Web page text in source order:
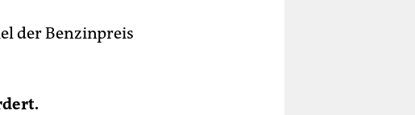
der Benzinpreis